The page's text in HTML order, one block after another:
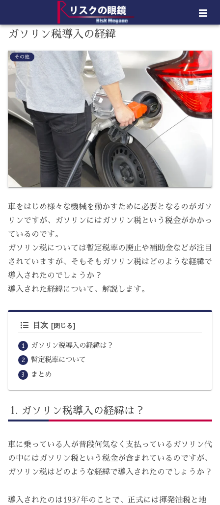
ガソリン税導入の経緯
その他
車をはじめ様々な機械を動かすために必要となるのがガソ
リンですが、ガソリンにはガソリン税という税金がかかっ
ているのです。
ガソリン税については暫定税率の廃止や補助金などが注目
されていますが、そもそもガソリン税はどのような経緯で
導入されたのでしょうか？
導入された経緯について、解説します。
目次
ガソリン税導入の経緯は？
暫定税率について
まとめ
ガソリン税導入の経緯は？
車に乗っている人が普段何気なく支払っているガソリン代
の中にはガソリン税という税金が含まれているのですが、
ガソリン税はどのような経緯で導入されたのでしょうか？
導入されたのは1937年のことで、正式には揮発油税と地